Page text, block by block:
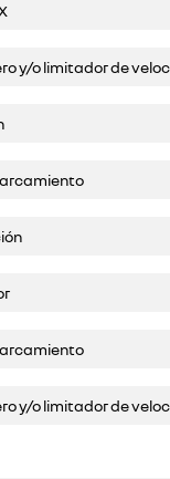
y/o limitador de
y/o limitador de